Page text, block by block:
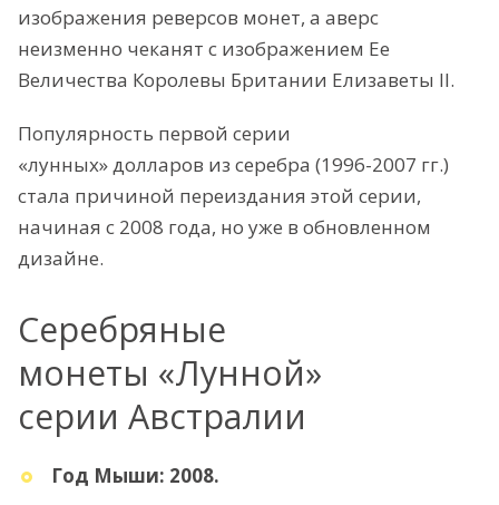
изображения реверсов монет, а аверс
неизменно чеканят с изображением Ее
Величества Королевы Британии Елизаветы II.
Популярность первой серии
«лунных» долларов из серебра (1996-2007 гг.)
стала причиной переиздания этой серии,
начиная с 2008 года, но уже в обновленном
дизайне.
Серебряные
монеты «Лунной»
серии Австралии
Год Мыши: 2008.